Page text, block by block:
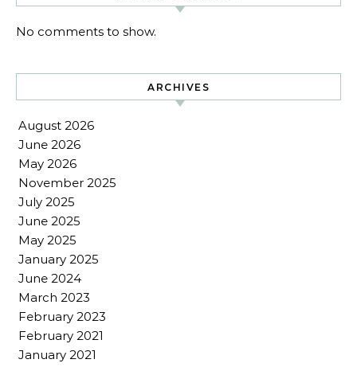
No comments to show.
ARCHIVES
August 2026
June 2026
May 2026
November 2025
July 2025
June 2025
May 2025
January 2025
June 2024
March 2023
February 2023
February 2021
January 2021